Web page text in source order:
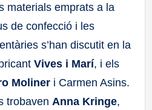
materials emprats a la
de confecció i les
s’han discutit en la
Vives i Marí, i els
Moliner i Carmen Asins.
trobaven Anna Kringe,